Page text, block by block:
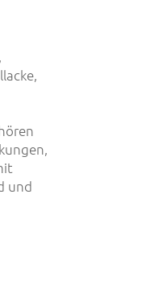
und